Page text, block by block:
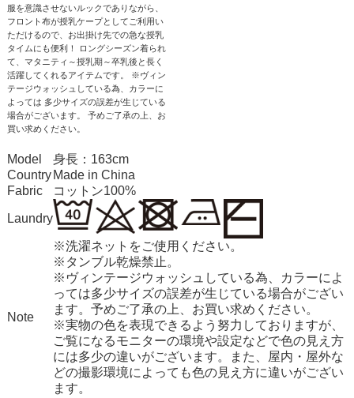
服を意識させないルックでありながら、
フロント布が授乳ケープとしてご利用い
ただけるので、お出掛け先での急な授乳
タイムにも便利！ ロングシーズン着られ
て、マタニティ～授乳期～卒乳後と長く
活躍してくれるアイテムです。 ※ヴィン
テージウォッシュしている為、カラーに
よっては 多少サイズの誤差が生じている
場合がございます。 予めご了承の上、お
買い求めください。
Model
身長：163cm
Country Made in China
Fabric
コットン100%
Laundry
Note
※洗濯ネットをご使用ください。
※タンブル乾燥禁止。
※ヴィンテージウォッシュしている為、カラーによ
っては多少サイズの誤差が生じている場合がござい
ます。予めご了承の上、お買い求めください。
※実物の色を表現できるよう努力しておりますが、
ご覧になるモニターの環境や設定などで色の見え方
には多少の違いがございます。また、屋内・屋外な
どの撮影環境によっても色の見え方に違いがござい
ます。